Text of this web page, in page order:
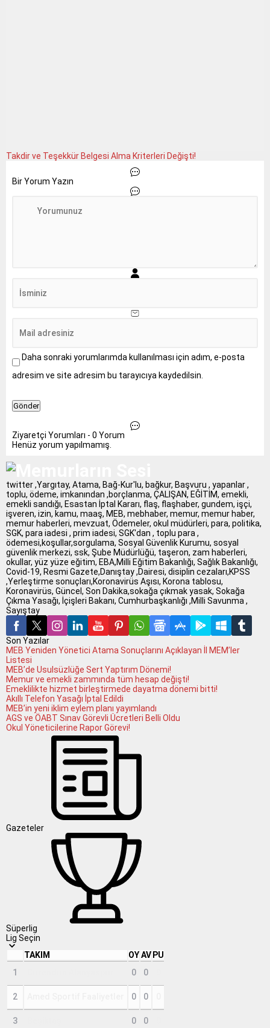
Takdir ve Teşekkür Belgesi Alma Kriterleri Değişti!
Bir Yorum Yazın
Daha sonraki yorumlarımda kullanılması için adım, e-posta
adresim ve site adresim bu tarayıcıya kaydedilsin.
Ziyaretçi Yorumları - 0 Yorum
Henüz yorum yapılmamış.
twitter ,Yargıtay, Atama, Bağ-Kur'lu, bağkur, Başvuru , yapanlar ,
toplu, ödeme, imkanından ,borçlanma, ÇALIŞAN, EĞİTİM, emekli,
emekli sandığı, Esastan İptal Kararı, flaş, flaşhaber, gundem, işçi,
işveren, izin, kamu, maaş, MEB, mebhaber, memur, memur haber,
memur haberleri, mevzuat, Ödemeler, okul müdürleri, para, politika,
SGK, para iadesi , prim iadesi, SGK'dan , toplu para ,
ödemesi,koşullar,sorgulama, Sosyal Güvenlik Kurumu, sosyal
güvenlik merkezi, ssk, Şube Müdürlüğü, taşeron, zam haberleri,
okullar, yüz yüze eğitim, EBA,Milli Eğitim Bakanlığı, Sağlık Bakanlığı,
Covid-19, Resmi Gazete,Danıştay ,Dairesi, disiplin cezaları,KPSS
,Yerleştirme sonuçları,Koronavirüs Aşısı, Korona tablosu,
Koronavirüs, Güncel, Son Dakika,sokağa çıkmak yasak, Sokağa
Çıkma Yasağı, İçişleri Bakanı, Cumhurbaşkanlığı ,Milli Savunma ,
Sayıştay
Son Yazılar
MEB Yeniden Yönetici Atama Sonuçlarını Açıklayan İl MEM’ler
Listesi
MEB’de Usulsüzlüğe Sert Yaptırım Dönemi!
Memur ve emekli zammında tüm hesap değişti!
Emeklilikte hizmet birleştirmede dayatma dönemi bitti!
Akıllı Telefon Yasağı İptal Edildi
MEB’in yeni iklim eylem planı yayımlandı
AGS ve ÖABT Sınav Görevli Ücretleri Belli Oldu
Okul Yöneticilerine Rapor Görevi!
Gazeteler
Süperlig
Lig Seçin
TAKIM
OYAV PU
1
0 0
2 0 0
3 0 0